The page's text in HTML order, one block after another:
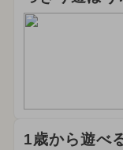
1歳から遊べ